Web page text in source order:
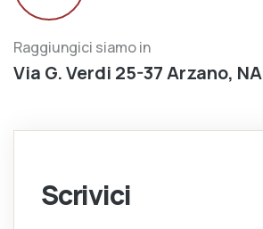
Raggiungici siamo in
Via G. Verdi 25-37 Arzano, NA
Scrivici